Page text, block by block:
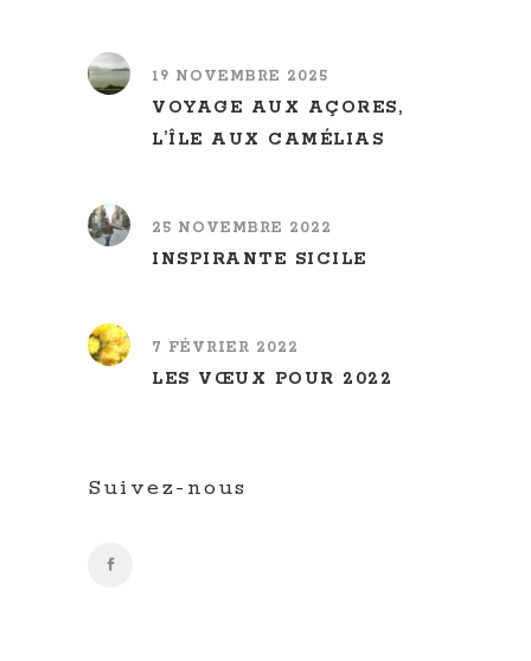
19 NOVEMBRE 2025
VOYAGE AUX AÇORES,
L’ÎLE AUX CAMÉLIAS
25 NOVEMBRE 2022
INSPIRANTE SICILE
7 FÉVRIER 2022
LES VŒUX POUR 2022
Suivez-nous